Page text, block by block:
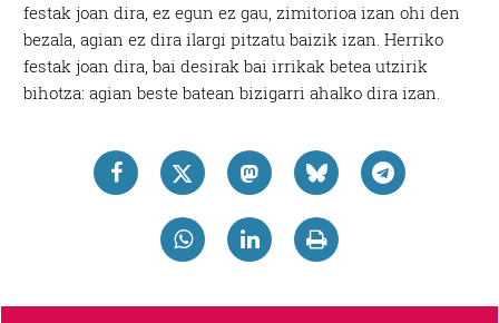
festak joan dira, ez egun ez gau, zimitorioa izan ohi den
bezala, agian ez dira ilargi pitzatu baizik izan. Herriko
festak joan dira, bai desirak bai irrikak betea utzirik
bihotza: agian beste batean bizigarri ahalko dira izan.